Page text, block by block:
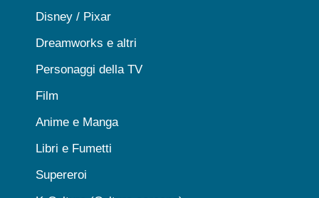
Disney / Pixar
Dreamworks e altri
Personaggi della TV
Film
Anime e Manga
Libri e Fumetti
Supereroi